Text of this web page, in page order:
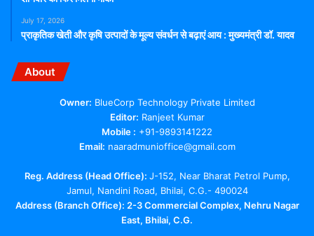
July 17, 2026
प्राकृतिक खेती और कृषि उत्पादों के मूल्य संवर्धन से बढ़ाएं आय : मुख्यमंत्री डॉ. यादव
About
Owner: BlueCorp Technology Private Limited
Editor: Ranjeet Kumar
Mobile : +91-9893141222
Email: naaradmunioffice@gmail.com
Reg. Address (Head Office): J-152, Near Bharat Petrol Pump,
Jamul, Nandini Road, Bhilai, C.G.- 490024
Address (Branch Office): 2-3 Commercial Complex, Nehru Nagar
East, Bhilai, C.G.